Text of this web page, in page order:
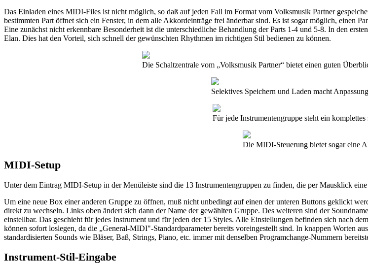
Das Einladen eines MIDI-Files ist nicht möglich, so daß auf jeden Fall im Format vom Volksmusik Partner
bestimmten Part öffnet sich ein Fenster, in dem alle Akkordeinträge frei änderbar sind. Es ist sogar möglich, einen
Eine zunächst nicht erkennbare Besonderheit ist die unterschiedliche Behandlung der Parts 1-4 und 5-8. In den
Elan. Dies hat den Vorteil, sich schnell der gewünschten Rhythmen im richtigen Stil bedienen zu können.
Die Schaltzentrale vom „Volksmusik Partner“ bietet einen guten
Selektives Speichern und Laden macht
Für jede Instrumentengruppe steht ein komplettes
Die MIDI-Steuerung bietet sogar eine
MIDI-Setup
Unter dem Eintrag MIDI-Setup in der Menüleiste sind die 13 Instrumentengruppen zu finden, die per Mausklick
Um eine neue Box einer anderen Gruppe zu öffnen, muß nicht unbedingt auf einen der unteren Buttons geklickt
direkt zu wechseln. Links oben ändert sich dann der Name der gewählten Gruppe. Des weiteren sind der
einstellbar. Das geschieht für jedes Instrument und für jeden der 15 Styles. Alle Einstellungen befinden sich nach
können sofort loslegen, da die „General-MIDI"-Standardparameter bereits voreingestellt sind. In knappen Worten
standardisierten Sounds wie Bläser, Baß, Strings, Piano, etc. immer mit denselben Programchange-Nummern
Instrument-Stil-Eingabe